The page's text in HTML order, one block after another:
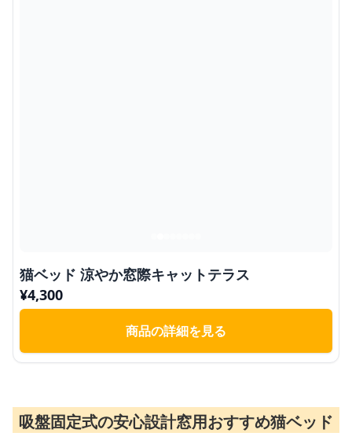
猫ベッド 涼やか窓際キャットテラス
¥4,300
商品の詳細を見る
吸盤固定式の安心設計窓用おすすめ猫ベッド